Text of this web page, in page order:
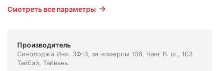
Смотреть все параметры
Производитель
Синолоджи Инк. 3Ф-3, за номером 106, Чанг В. ш., 103
Тайбэй, Тайвань.